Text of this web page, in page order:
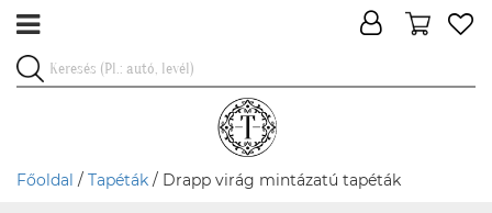
Főoldal / Tapéták / Drapp virág mintázatú tapéták